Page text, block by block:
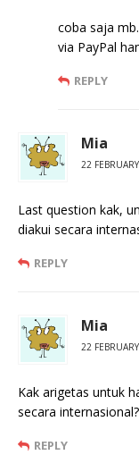
coba saja
via PayPal
REPLY
Mia
22
Last question kak,
diakui secara
REPLY
Mia
22
Kak arigetas untuk
secara internasional?
REPLY